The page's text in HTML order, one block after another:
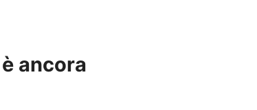
ancora